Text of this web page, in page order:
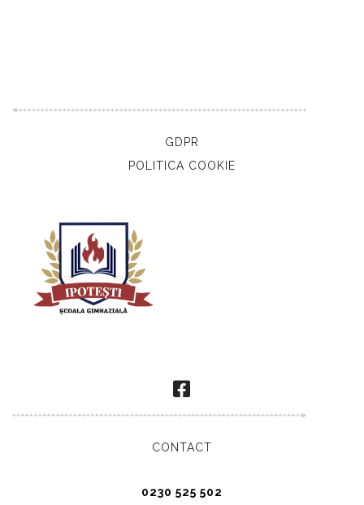
GDPR
POLITICA COOKIE
CONTACT
0230 525 502